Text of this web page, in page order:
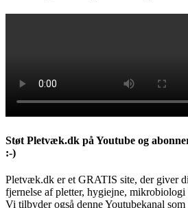
Støt Pletvæk.dk på Youtube og
:-)
Pletvæk.dk er et GRATIS site, der giver
fjernelse af pletter, hygiejne,
Vi tilbyder også denne Youtubekanal som